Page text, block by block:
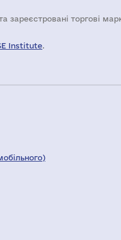
зареєстровані торгові
Institute.